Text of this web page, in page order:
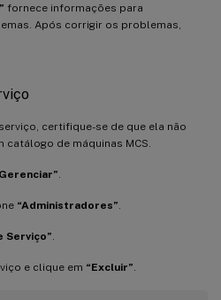
fornece informações para
Após corrigir os problemas,
certifique-se de que ela não
de máquinas MCS.
“Administradores”
Serviço”
e clique em “Excluir”